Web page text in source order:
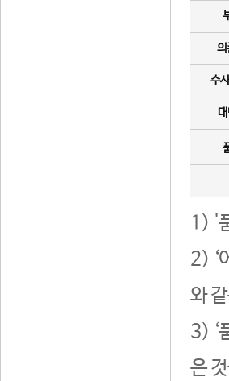
의
수
1) '
2) ‘
와
3) ‘
은